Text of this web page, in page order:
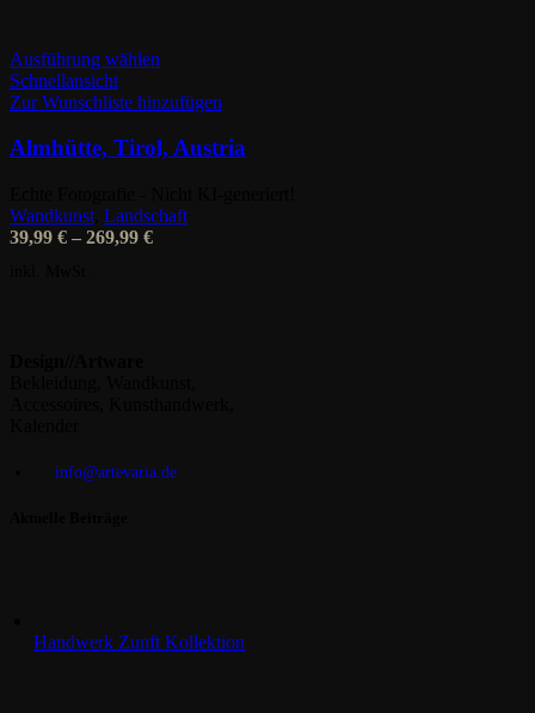
Ausführung wählen
weist
Varianten
auf.
Optionen
können
Schnellansicht
Zur Wunschliste hinzufügen
Almhütte, Tirol, Austria
Wandkunst Landschaft
39,99 € – 269,99 €
info@artevaria.de
Handwerk Zunft Kollektion